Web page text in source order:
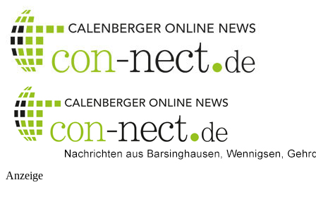
Anzeige